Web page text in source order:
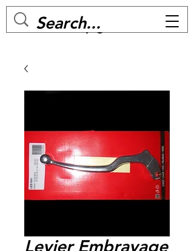
MC BIKE Perpignan
Levier Embrayage